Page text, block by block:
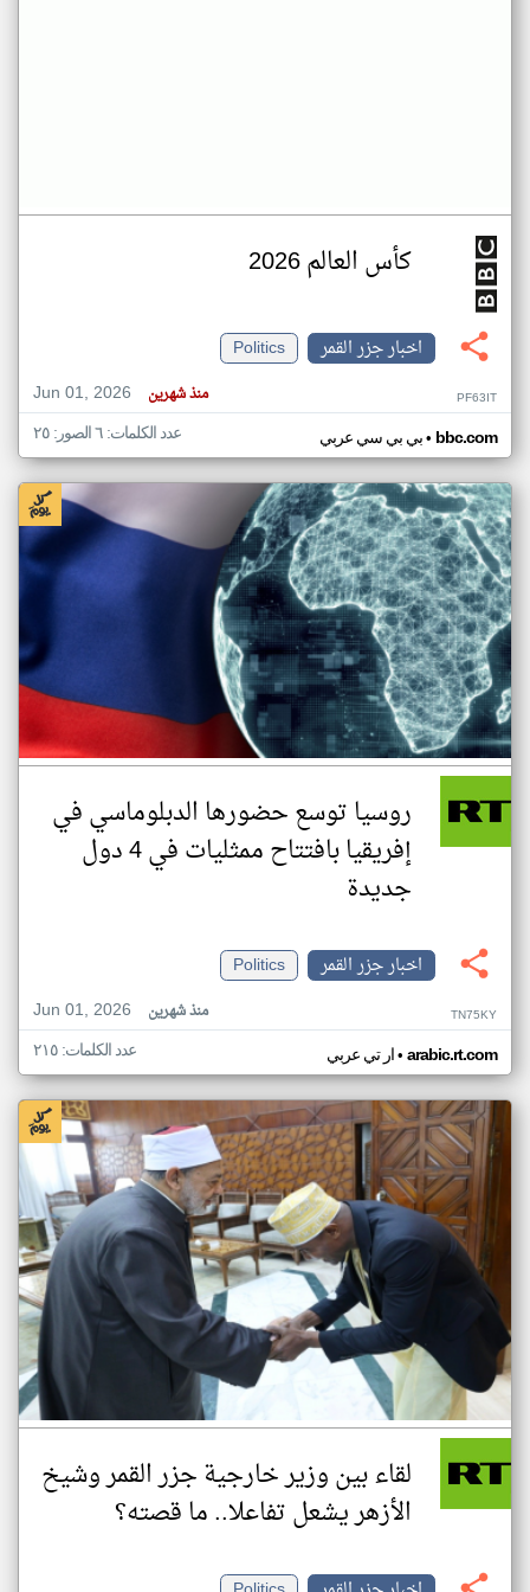
كأس العالم 2026
اخبار جزر القمر
Politics
Jun 01, 2026
منذ شهرين PF63IT
بي بي سي عربي• bbc.com عدد الكلمات: ٦ الصور: ٢٥
روسيا توسع حضورها الدبلوماسي في
إفريقيا بافتتاح ممثليات في 4 دول
جديدة
اخبار جزر القمر
Politics
Jun 01, 2026
منذ شهرين TN75KY
ار تي عربي• arabic.rt.com عدد الكلمات: ٢١٥
لقاء بين وزير خارجية جزر القمر وشيخ
الأزهر يشعل تفاعلا.. ما قصته؟